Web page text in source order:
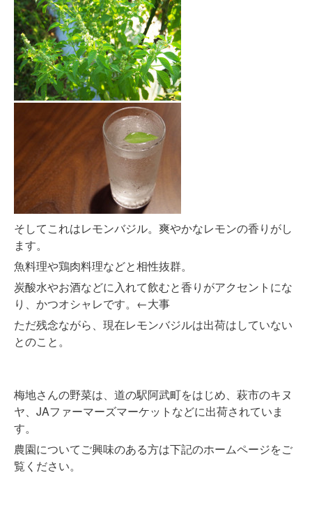
そしてこれはレモンバジル。爽やかなレモンの香りがし
ます。
魚料理や鶏肉料理などと相性抜群。
炭酸水やお酒などに入れて飲むと香りがアクセントにな
り、かつオシャレです。←大事
ただ残念ながら、現在レモンバジルは出荷はしていない
とのこと。
梅地さんの野菜は、道の駅阿武町をはじめ、萩市のキヌ
ヤ、JAファーマーズマーケットなどに出荷されていま
す。
農園についてご興味のある方は下記のホームページをご
覧ください。